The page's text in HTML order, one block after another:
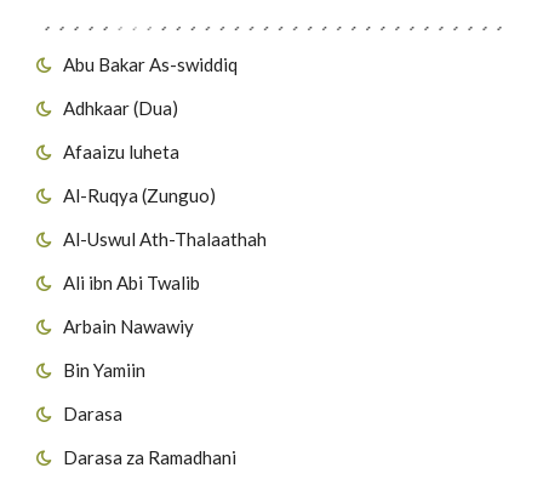
Abu Bakar As-swiddiq
Adhkaar (Dua)
Afaaizu luheta
Al-Ruqya (Zunguo)
Al-Uswul Ath-Thalaathah
Ali ibn Abi Twalib
Arbain Nawawiy
Bin Yamiin
Darasa
Darasa za Ramadhani